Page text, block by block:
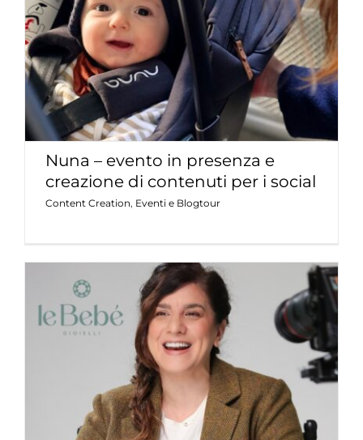
Content Creation Eventi e Blogtour
Nuna – evento in presenza e
creazione di contenuti per i social
Content Creation, Eventi e Blogtour
Le Bebé – campagna “emozioni”
Baby Shower Party Content Creation